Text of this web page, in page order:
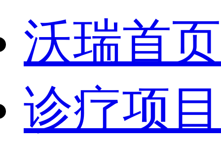
沃瑞首页
诊疗项目